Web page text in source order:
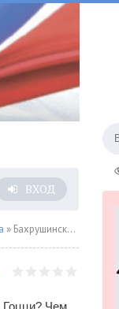
ВХОД
» Бахрушинский музей раскроет тайны советского искусства в «ДК СССР»
Гоцци? Чем